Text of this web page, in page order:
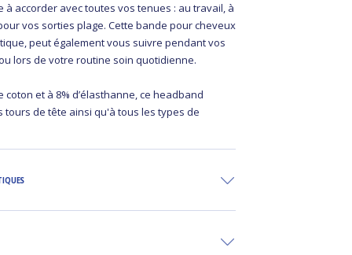
à accorder avec toutes vos tenues : au travail, à
vos sorties plage. Cette bande pour cheveux
peut également vous suivre pendant vos
lors de votre routine soin quotidienne.
coton et à 8% d’élasthanne, ce headband
tours de tête ainsi qu'à tous les types de